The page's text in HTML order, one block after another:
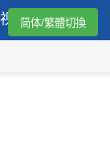
视频简体/繁體切換